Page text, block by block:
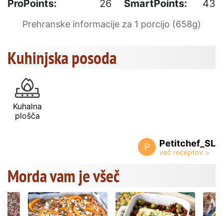
ProPoints: 26 SmartPoints: 43
Prehranske informacije za 1 porcijo (658g)
Kuhinjska posoda
Kuhalna
plošča
P Petitchef_SL
Morda vam je všeč